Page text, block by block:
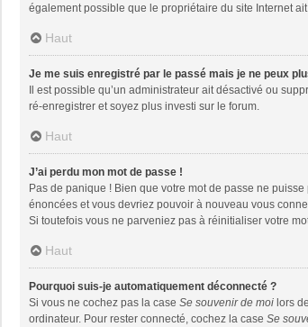
également possible que le propriétaire du site Internet
Haut
Je me suis enregistré par le passé mais je ne peux
Il est possible qu’un administrateur ait désactivé ou
ré-enregistrer et soyez plus investi sur le forum.
Haut
J’ai perdu mon mot de passe !
Pas de panique ! Bien que votre mot de passe ne
énoncées et vous devriez pouvoir à nouveau vous
Si toutefois vous ne parveniez pas à réinitialiser votre
Haut
Pourquoi suis-je automatiquement déconnecté ?
Si vous ne cochez pas la case Se souvenir de moi lors
ordinateur. Pour rester connecté, cochez la case Se